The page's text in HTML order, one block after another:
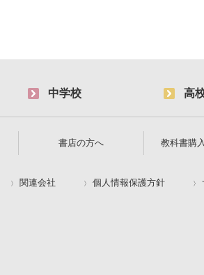
中学校 高
書店の方へ 教科書購
関連会社 個人情報保護方針